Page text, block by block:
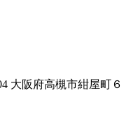
大阪府高槻市紺屋町６